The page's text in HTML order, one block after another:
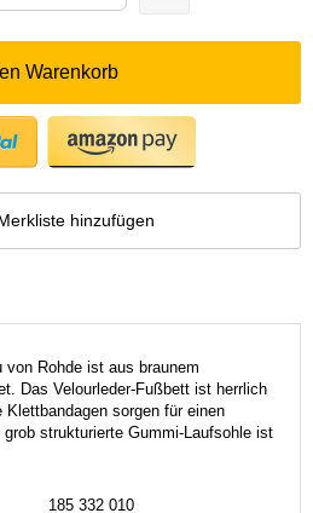
Warenkorb
hinzufügen
von Rohde ist aus braunem
Das Velourleder-Fußbett ist herrlich
sorgen für einen
strukturierte Gummi-Laufsohle ist
185 332 010